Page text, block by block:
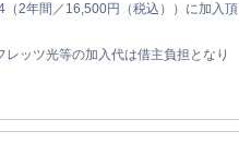
2年間／16,500円（税込））に加入頂
レッツ光等の加入代は借主負担となり